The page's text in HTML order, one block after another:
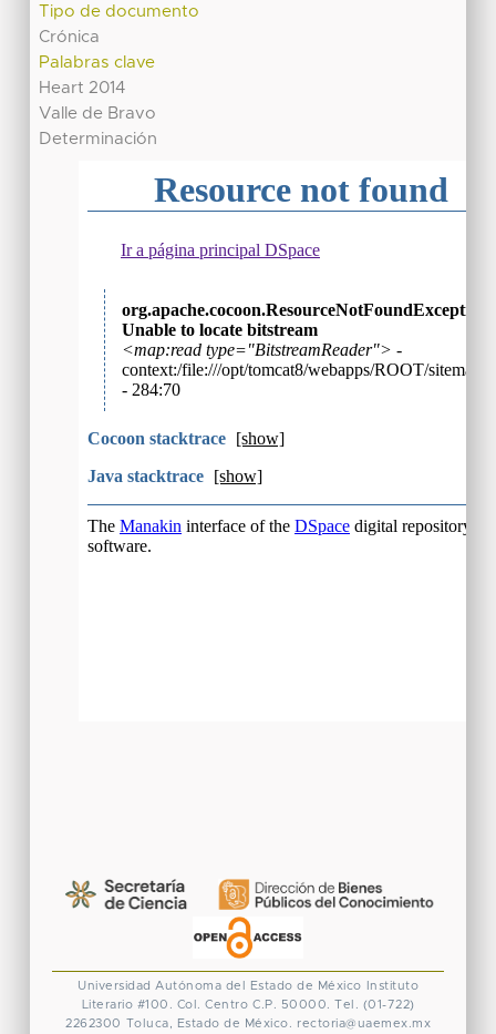
Tipo de documento
Crónica
Palabras clave
Heart 2014
Valle de Bravo
Determinación
Universidad Autónoma del Estado de México
Instituto
Literario #100. Col. Centro C.P. 50000. Tel. (01-722)
2262300 Toluca, Estado de México. rectoria@uaemex.mx